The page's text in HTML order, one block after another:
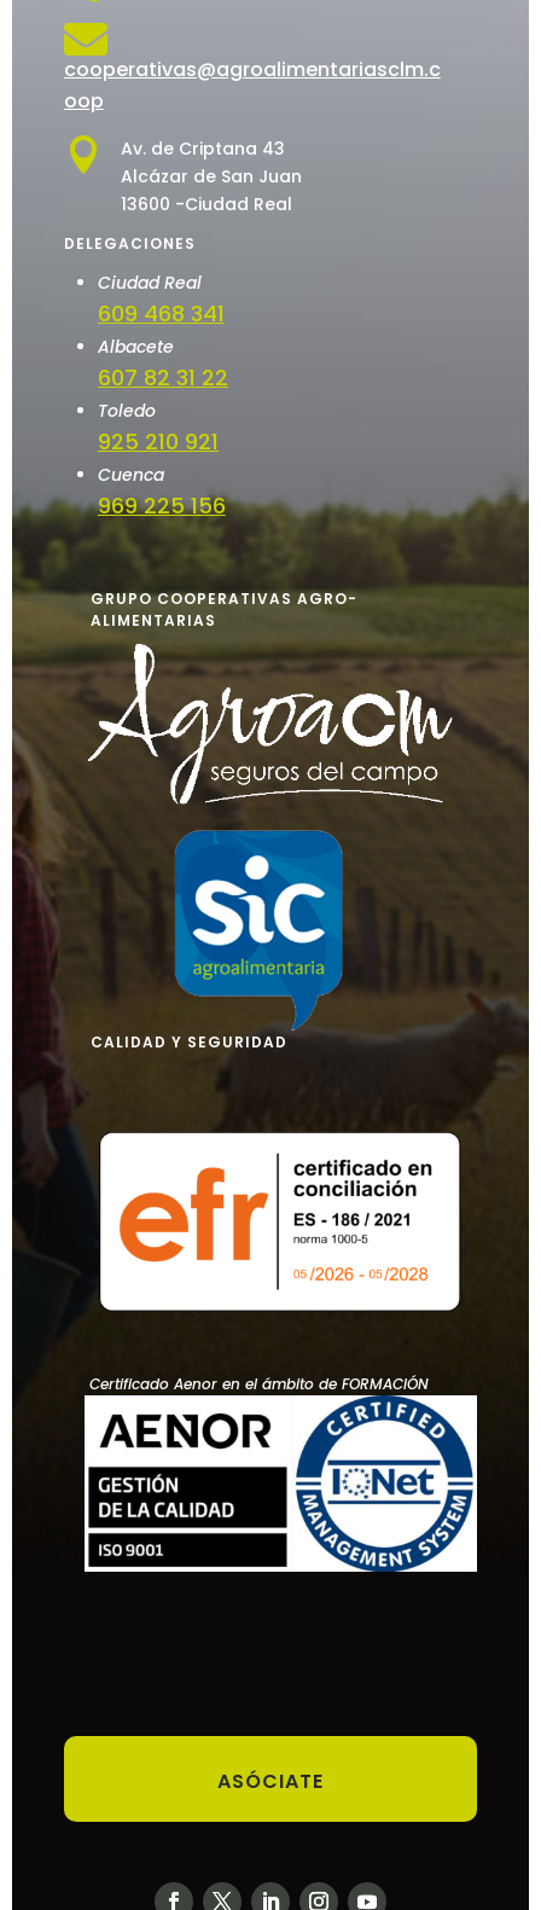

cooperativas@agroalimentariasclm.c
oop

Av. de Criptana 43
Alcázar de San Juan
13600 -Ciudad Real
DELEGACIONES
Ciudad Real
609 468 341
Albacete
607 82 31 22
Toledo
925 210 921
Cuenca
969 225 156
GRUPO COOPERATIVAS AGRO-
ALIMENTARIAS
CALIDAD Y SEGURIDAD
Certificado Aenor en el ámbito de FORMACIÓN
ASÓCIATE